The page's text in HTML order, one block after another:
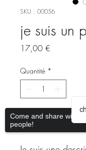
SKU : 00056
je suis un
17,00 €
Quantité *
Ajouter
Come and share with
people!